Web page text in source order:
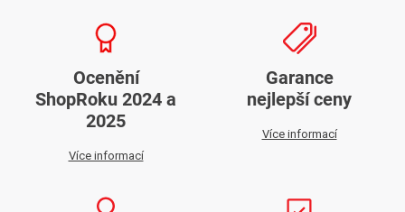
Ocenění
ShopRoku 2024 a
2025
Více informací
Garance
nejlepší ceny
Více informací